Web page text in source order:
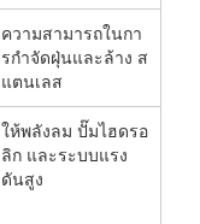
ความสามารถในกา
รกําจัดฝุ่นและล้าง ส
แตนเลส
ให้พลังลม ปั๊มไฮดรอ
ลิก และระบบแรง
ดันสูง